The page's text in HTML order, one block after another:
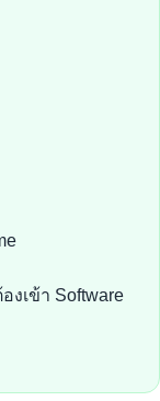
งเข้า Software